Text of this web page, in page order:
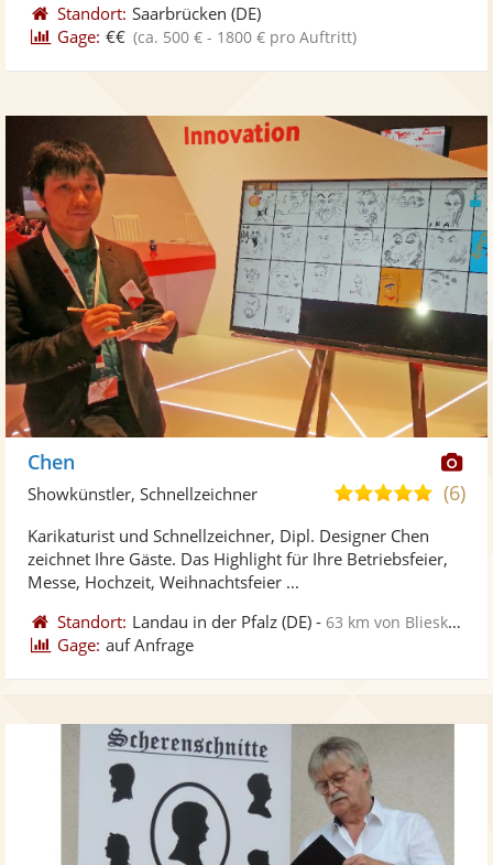
Standort: Saarbrücken (DE)
Gage: €€ (ca. 500 € - 1800 € pro Auftritt)
Chen
5,0
Sternen
(6)
Showkünstler, Schnellzeichner
Karikaturist und Schnellzeichner, Dipl. Designer Chen
zeichnet Ihre Gäste. Das Highlight für Ihre Betriebsfeier,
Messe, Hochzeit, Weihnachtsfeier ...
Standort: Landau in der Pfalz (DE) -63 km von Blieskastel
Gage: auf Anfrage